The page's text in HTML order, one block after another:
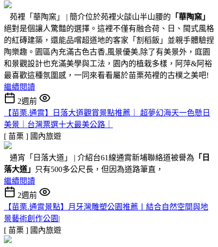
苑裡「華陶窯」 | 簡介位於苑裡火燄山半山腰的 「華陶窯」
絕對是個讓人驚豔的選擇。這裡不僅有融合荷、日、閩式風格
的紅磚建築，還能品嚐超道地的客家「割稻飯」並親手體驗捏
陶樂趣。園區內充滿古色古香,風景優美,除了有美景外，庭園
和景觀設計也充滿美學與工法，園內的植栽多樣，阿萍&阿裕
最喜歡這種氛圍感，一同來看看屬於苗栗苑裡的古樸之美吧!
繼續閱讀
2週前
【苗栗.通霄】日落大道觀賞景點推薦｜ 超夢幻海天一色懸日
美景｜台灣票選十大最美公路｜
[ 苗栗 ] 國內旅遊
通宵「日落大道」 | 介紹台61線通霄新埔聯絡道被譽為 「日
落大道」
只有500多公尺長，但因為道路筆直，
繼續閱讀
2週前
【苗栗.通霄景點】月牙灣雕塑公園推薦〡結合自然空間與地
景藝術創作公園|
[ 苗栗 ] 國內旅遊